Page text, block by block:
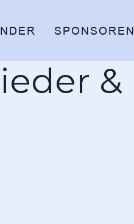
SPONSOREN
&